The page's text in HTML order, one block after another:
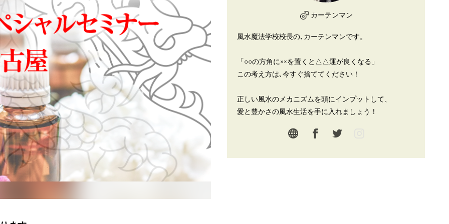
カーテンマン
風水魔法学校校長の､カーテンマンです。
「○○の方角に××を置くと△△運が良くなる」
この考え方は､今すぐ捨ててください！
正しい風水のメカニズムを頭にインプットして、
愛と豊かさの風水生活を手に入れましょう！